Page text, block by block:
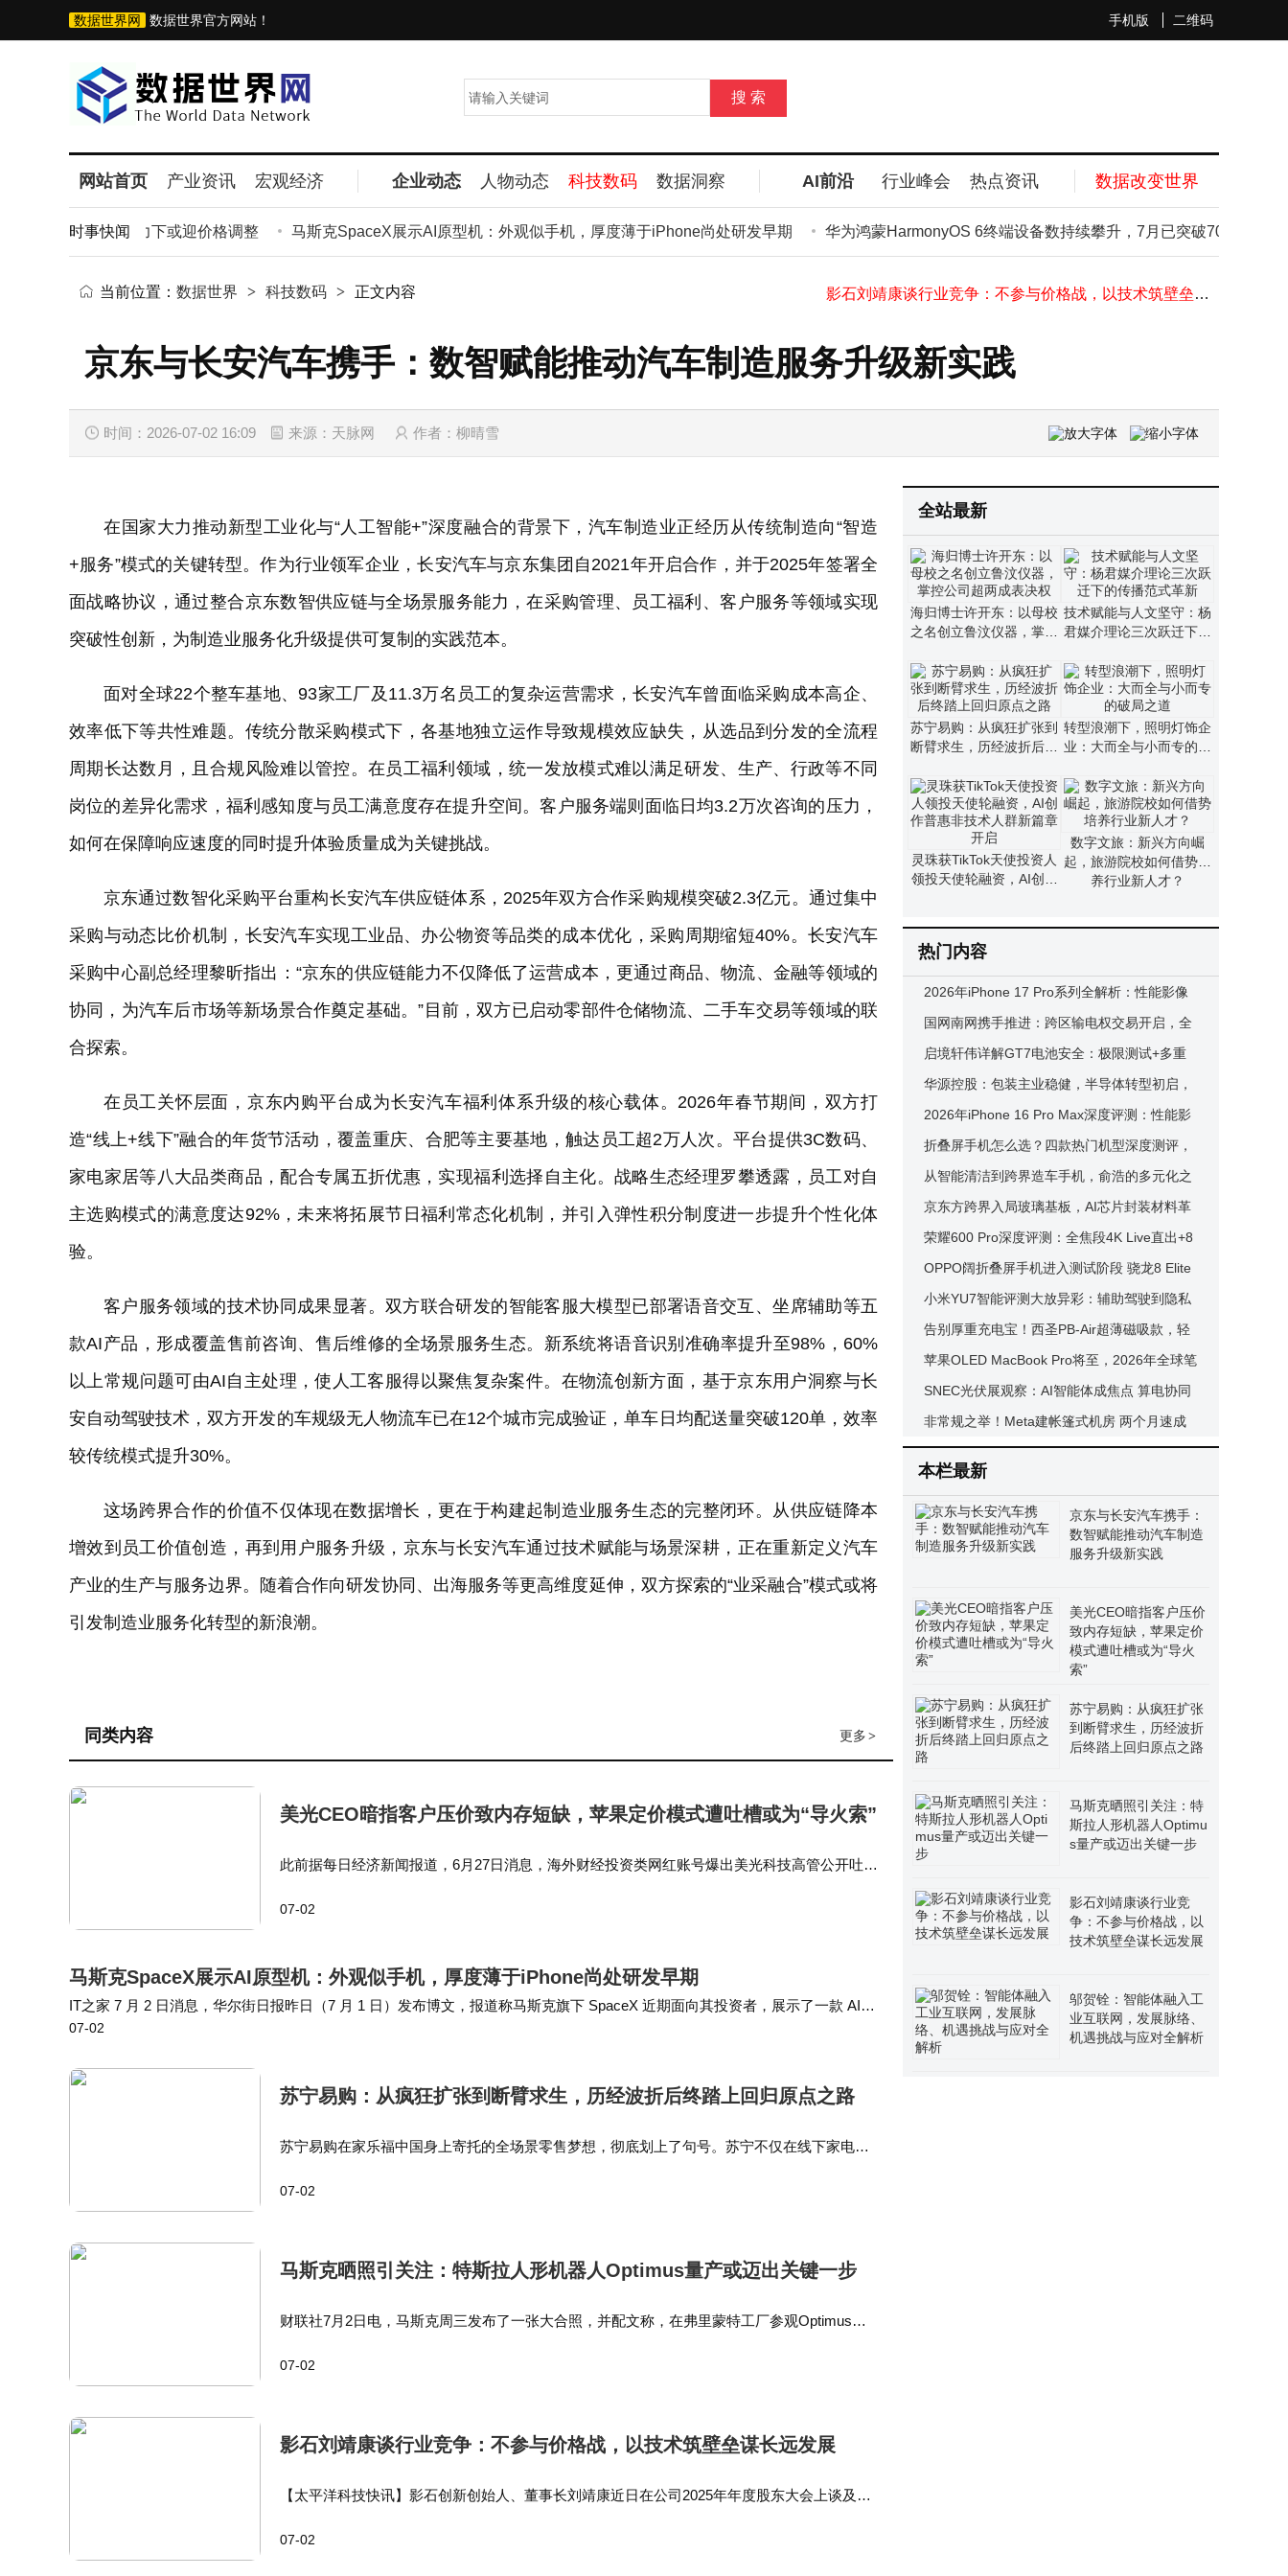
手机版 二维码
数据世界网 数据世界官方网站！
网站首页 产业资讯 宏观经济 企业动态 人物动态 科技数码 数据洞察 AI前沿 行业峰会 热点资讯 数据改变世界
时事快闻
15%，成本压力下或迎价格调整 马斯克SpaceX展示AI原型机：外观似手机，厚度薄于iPhone尚处研发早期 华为鸿蒙HarmonyOS 6终端设备数持续攀升，7月已突破7000万大关
马斯克SpaceX展示AI原型机：外观似手机，厚度薄于iPhone尚处研发早期
苹果美国官翻商店上架iPhone 16e：配置有代差，128GB版直降180美元起售
三星HBM4E良率超70% 研发稳步推进 第七代DRAM工艺竞争力领先
当前位置： 数据世界 > 科技数码 > 正文内容
京东与长安汽车携手：数智赋能推动汽车制造服务升级新实践
时间：2026-07-02 16:09 来源：天脉网 作者：柳晴雪
在国家大力推动新型工业化与“人工智能+”深度融合的背景下，汽车制造业正经历从传统制造向“智造
+服务”模式的关键转型。作为行业领军企业，长安汽车与京东集团自2021年开启合作，并于2025年签署全
面战略协议，通过整合京东数智供应链与全场景服务能力，在采购管理、员工福利、客户服务等领域实现
突破性创新，为制造业服务化升级提供可复制的实践范本。
面对全球22个整车基地、93家工厂及11.3万名员工的复杂运营需求，长安汽车曾面临采购成本高企、
效率低下等共性难题。传统分散采购模式下，各基地独立运作导致规模效应缺失，从选品到分发的全流程
周期长达数月，且合规风险难以管控。在员工福利领域，统一发放模式难以满足研发、生产、行政等不同
岗位的差异化需求，福利感知度与员工满意度存在提升空间。客户服务端则面临日均3.2万次咨询的压力，
如何在保障响应速度的同时提升体验质量成为关键挑战。
京东通过数智化采购平台重构长安汽车供应链体系，2025年双方合作采购规模突破2.3亿元。通过集中
采购与动态比价机制，长安汽车实现工业品、办公物资等品类的成本优化，采购周期缩短40%。长安汽车
采购中心副总经理黎昕指出：“京东的供应链能力不仅降低了运营成本，更通过商品、物流、金融等领域的
协同，为汽车后市场等新场景合作奠定基础。”目前，双方已启动零部件仓储物流、二手车交易等领域的联
合探索。
在员工关怀层面，京东内购平台成为长安汽车福利体系升级的核心载体。2026年春节期间，双方打
造“线上+线下”融合的年货节活动，覆盖重庆、合肥等主要基地，触达员工超2万人次。平台提供3C数码、
家电家居等八大品类商品，配合专属五折优惠，实现福利选择自主化。战略生态经理罗攀透露，员工对自
主选购模式的满意度达92%，未来将拓展节日福利常态化机制，并引入弹性积分制度进一步提升个性化体
验。
客户服务领域的技术协同成果显著。双方联合研发的智能客服大模型已部署语音交互、坐席辅助等五
款AI产品，形成覆盖售前咨询、售后维修的全场景服务生态。新系统将语音识别准确率提升至98%，60%
以上常规问题可由AI自主处理，使人工客服得以聚焦复杂案件。在物流创新方面，基于京东用户洞察与长
安自动驾驶技术，双方开发的车规级无人物流车已在12个城市完成验证，单车日均配送量突破120单，效率
较传统模式提升30%。
这场跨界合作的价值不仅体现在数据增长，更在于构建起制造业服务生态的完整闭环。从供应链降本
增效到员工价值创造，再到用户服务升级，京东与长安汽车通过技术赋能与场景深耕，正在重新定义汽车
产业的生产与服务边界。随着合作向研发协同、出海服务等更高维度延伸，双方探索的“业采融合”模式或将
引发制造业服务化转型的新浪潮。
更多 >
同类内容
美光CEO暗指客户压价致内存短缺，苹果定价模式遭吐槽或为“导火索”
此前据每日经济新闻报道，6月27日消息，海外财经投资类网红账号爆出美光科技高管公开吐槽
价卖给消费者，还嘲笑美光想把单价涨…
07-02
马斯克SpaceX展示AI原型机：外观似手机，厚度薄于iPhone尚处研发早期
IT之家 7 月 2 日消息，华尔街日报昨日（7 月 1 日）发布博文，报道称马斯克旗下 SpaceX 近期面向其投资者，展示了一款 AI原
型机，外观类似手机，设计时尚、厚度要比苹果 iPhone 更薄。 …
07-02
苏宁易购：从疯狂扩张到断臂求生，历经波折后终踏上回归原点之路
苏宁易购在家乐福中国身上寄托的全场景零售梦想，彻底划上了句号。苏宁不仅在线下家电零
净利润6.11亿元，实现了2020年以来…
07-02
马斯克晒照引关注：特斯拉人形机器人Optimus量产或迈出关键一步
财联社7月2日电，马斯克周三发布了一张大合照，并配文称，在弗里蒙特工厂参观Optimus机
拉弗里蒙特工厂一直是该公司在…
07-02
影石刘靖康谈行业竞争：不参与价格战，以技术筑壁垒谋长远发展
【太平洋科技快讯】影石创新创始人、董事长刘靖康近日在公司2025年年度股东大会上谈及行
前国内智能影像赛道主要由大疆、影石创新…
07-02
全站最新
海归博士许开东：以母校
之名创立鲁汶仪器，掌控
技术赋能与人文坚守：杨
君媒介理论三次跃迁下的
苏宁易购：从疯狂扩张到
断臂求生，历经波折后终
转型浪潮下，照明灯饰企
业：大而全与小而专的破
灵珠获TikTok天使投资人
领投天使轮融资，AI创作
数字文旅：新兴方向崛
起，旅游院校如何借势培
养行业新人才？
热门内容
2026年iPhone 17 Pro系列全解析：性能影像
续航升级，多版本如何选？
国网南网携手推进：跨区输电权交易开启，全
国统一电力市场建设提速
启境轩伟详解GT7电池安全：极限测试+多重
防护守护安全底线
华源控股：包装主业稳健，半导体转型初启，
投资价值几何？
2026年iPhone 16 Pro Max深度评测：性能影
像续航全解析，是否值得买？
折叠屏手机怎么选？四款热门机型深度测评，
屏幕实力成女生选购新焦点
从智能清洁到跨界造车手机，俞浩的多元化之
路：理想照进现实还是“画饼”难圆？
京东方跨界入局玻璃基板，AI芯片封装材料革
命，量产元年能否开启新篇章？
荣耀600 Pro深度评测：全焦段4K Live直出+8
000mAh续航 夏日影像新标杆
OPPO阔折叠屏手机进入测试阶段 骁龙8 Elite
Gen6加持 预计明年Q1亮相
小米YU7智能评测大放异彩：辅助驾驶到隐私
保护四大项目全获五星
告别厚重充电宝！西圣PB-Air超薄磁吸款，轻
薄便携稳充耐用成出行新宠
苹果OLED MacBook Pro将至，2026年全球笔
记本OLED屏市场规模或达40亿美元
SNEC光伏展观察：AI智能体成焦点 算电协同
发展挑战与机遇并存
非常规之举！Meta建帐篷式机房 两个月速成
加速AI算力布局
本栏最新
京东与长安汽车携手：
数智赋能推动汽车制造
服务升级新实践
美光CEO暗指客户压价
致内存短缺，苹果定价
模式遭吐槽或为“导火
索”
苏宁易购：从疯狂扩张
到断臂求生，历经波折
后终踏上回归原点之路
马斯克晒照引关注：特
斯拉人形机器人Optimu
s量产或迈出关键一步
影石刘靖康谈行业竞
争：不参与价格战，以
技术筑壁垒谋长远发展
邬贺铨：智能体融入工
业互联网，发展脉络、
机遇挑战与应对全解析